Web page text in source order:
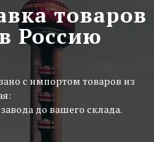
товаров
Россию
с импортом товаров из
до вашего склада.